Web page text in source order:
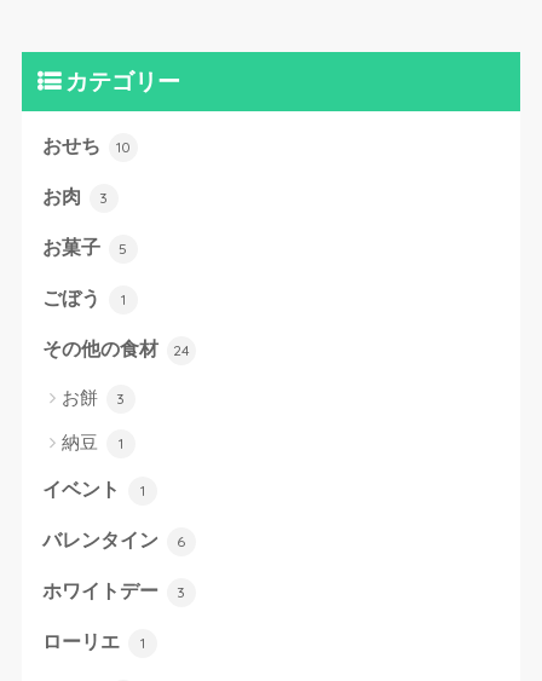
カテゴリー
おせち 10
お肉 3
お菓子 5
ごぼう 1
その他の食材 24
お餅 3
納豆 1
イベント 1
バレンタイン 6
ホワイトデー 3
ローリエ 1